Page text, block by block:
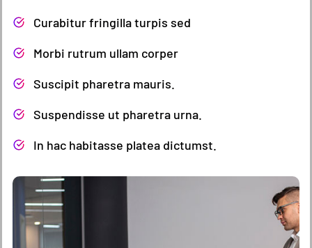
Curabitur fringilla turpis sed
Morbi rutrum ullam corper
Suscipit pharetra mauris.
Suspendisse ut pharetra urna.
In hac habitasse platea dictumst.